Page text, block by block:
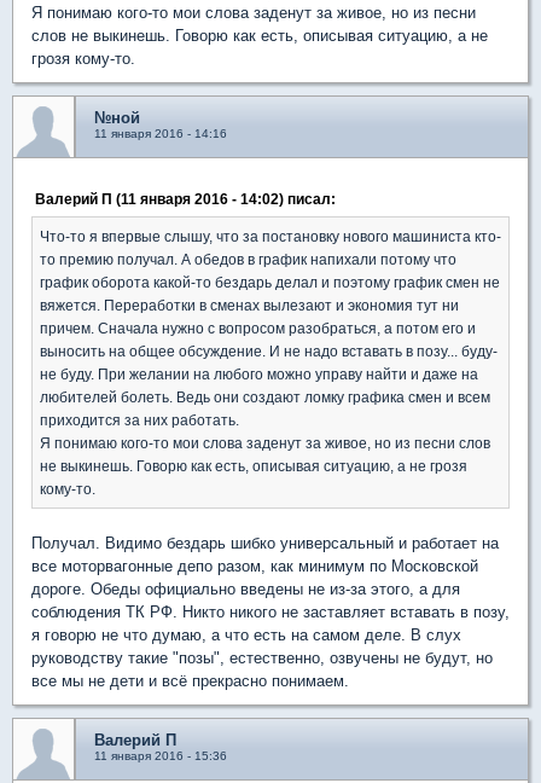
Я понимаю кого-то мои слова заденут за живое, но из песни
слов не выкинешь. Говорю как есть, описывая ситуацию, а не
грозя кому-то.
№ной
11 января 2016 - 14:16
Валерий П (11 января 2016 - 14:02) писал:
Что-то я впервые слышу, что за постановку нового машиниста кто-
то премию получал. А обедов в график напихали потому что
график оборота какой-то бездарь делал и поэтому график смен не
вяжется. Переработки в сменах вылезают и экономия тут ни
причем. Сначала нужно с вопросом разобраться, а потом его и
выносить на общее обсуждение. И не надо вставать в позу... буду-
не буду. При желании на любого можно управу найти и даже на
любителей болеть. Ведь они создают ломку графика смен и всем
приходится за них работать.
Я понимаю кого-то мои слова заденут за живое, но из песни слов
не выкинешь. Говорю как есть, описывая ситуацию, а не грозя
кому-то.
Получал. Видимо бездарь шибко универсальный и работает на
все моторвагонные депо разом, как минимум по Московской
дороге. Обеды официально введены не из-за этого, а для
соблюдения ТК РФ. Никто никого не заставляет вставать в позу,
я говорю не что думаю, а что есть на самом деле. В слух
руководству такие "позы", естественно, озвучены не будут, но
все мы не дети и всё прекрасно понимаем.
Валерий П
11 января 2016 - 15:36